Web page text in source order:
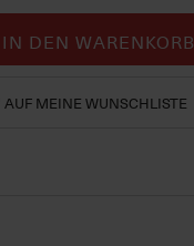
IN DEN WARENKORB
AUF MEINE WUNSCHLISTE